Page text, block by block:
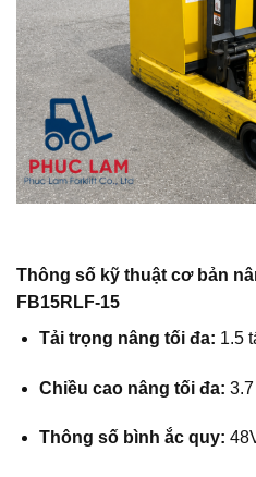
Thông số kỹ thuật cơ bản
FB15RLF-15
Tải trọng nâng tối đa: 1.5
Chiều cao nâng tối đa:
Thông số bình ắc quy: